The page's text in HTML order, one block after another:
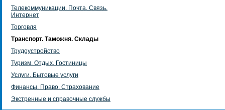
Телекоммуникации. Почта. Связь.
Интернет
Торговля
Транспорт. Таможня. Склады
Трудоустройство
Туризм. Отдых. Гостиницы
Услуги. Бытовые услуги
Финансы. Право. Страхование
Экстренные и справочные службы